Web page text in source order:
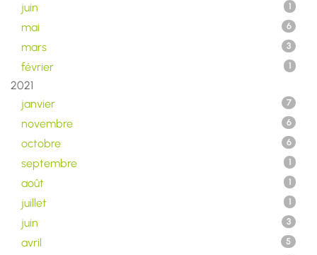
juin 1
mai 6
mars 3
février 1
2021
janvier
7
novembre 6
octobre 6
septembre 1
août 1
juillet 1
juin 3
avril 5